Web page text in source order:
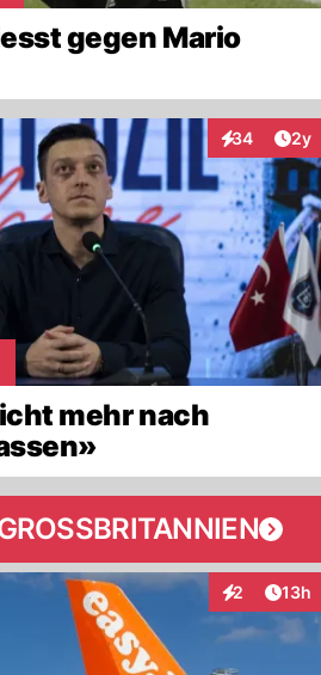
gegen Mario
34
Interaktionen
2y
mehr nach
2
Interaktionen
13h